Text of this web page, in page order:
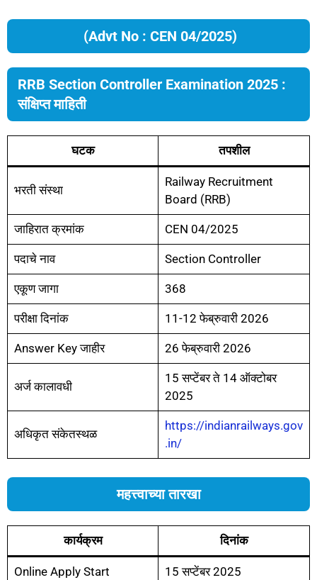
(Advt No : CEN 04/2025)
RRB Section Controller Examination 2025 :
संक्षिप्त माहिती
घटक तपशील
भरती संस्था
Railway Recruitment
Board (RRB)
जाहिरात क्रमांक CEN 04/2025
पदाचे नाव Section Controller
एकूण जागा 368
परीक्षा दिनांक 11-12 फेब्रुवारी 2026
Answer Key जाहीर 26 फेब्रुवारी 2026
अर्ज कालावधी
15 सप्टेंबर ते 14 ऑक्टोबर
2025
अधिकृत संकेतस्थळ
https://indianrailways.gov
.in/
महत्त्वाच्या तारखा
कार्यक्रम दिनांक
Online Apply Start 15 सप्टेंबर 2025